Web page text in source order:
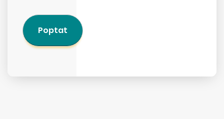
Poptat